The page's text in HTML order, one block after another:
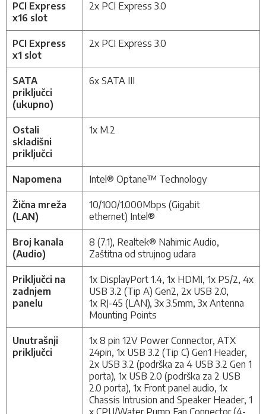
PCI Express
x16 slot
2x PCI Express 3.0
PCI Express
x1 slot
2x PCI Express 3.0
SATA
priključci
(ukupno)
6x SATA III
Ostali
skladišni
priključci
1x M.2
Napomena Intel® Optane™ Technology
Žična mreža
(LAN)
10/100/1.000Mbps (Gigabit
ethernet) Intel®
Broj kanala
(Audio)
8 (7.1), Realtek® Nahimic Audio,
Zaštitna od strujnog udara
Priključci na
zadnjem
panelu
1x DisplayPort 1.4, 1x HDMI, 1x PS/2, 4x
USB 3.2 (Tip A) Gen2, 2x USB 2.0,
1x RJ-45 (LAN), 3x 3.5mm, 3x Antenna
Mounting Points
Unutrašnji
priključci
1x 8 pin 12V Power Connector, ATX
24pin, 1x USB 3.2 (Tip C) Gen1 Header,
2x USB 3.2 (podrška za 4 USB 3.2 Gen 1
porta), 1x USB 2.0 (podrška za 2 USB
2.0 porta), 1x Front panel audio, 1x
Chassis Intrusion and Speaker Header, 1
x CPU/Water Pump Fan Connector (4-